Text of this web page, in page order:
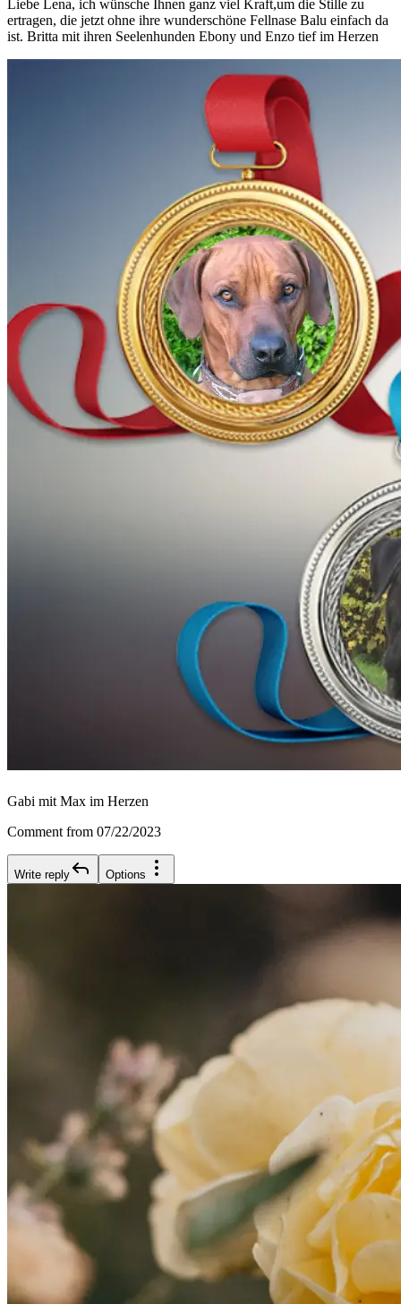
Liebe Lena, ich wünsche Ihnen ganz viel Kraft,um die Stille zu
ertragen, die jetzt ohne ihre wunderschöne Fellnase Balu einfach da
ist. Britta mit ihren Seelenhunden Ebony und Enzo tief im Herzen
Gabi mit Max im Herzen
Comment from 07/22/2023
Write reply Options